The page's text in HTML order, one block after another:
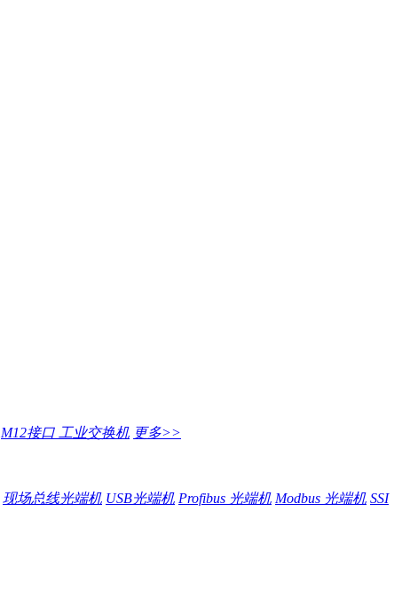
M12接口 工业交换机 更多>>
现场总线光端机 USB光端机 Profibus 光端机 Modbus 光端机 SSI